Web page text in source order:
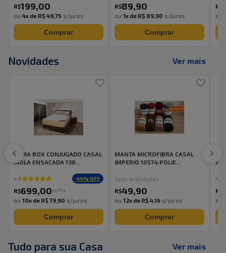
R$199,00
ou 4x de R$ 49,75 s/juros
Comprar
R$89,90
ou 1x de R$ 89,90 s/juros
Comprar
R$
ou
Novidades Ver mais
CAMA BOX CONJUGADO CASAL
MOLA ENSACADA 138...
4.6 44% OFF
R$699,00no Pix
ou 10x de R$ 79,90 s/juros
Comprar
MANTA MICROFIBRA CASAL
IMPERIO 10574 POLIE...
Sem avaliações
R$49,90
ou 12x de R$ 4,16 s/juros
Comprar
4.0
R$
ou
Tudo para sua Casa Ver mais